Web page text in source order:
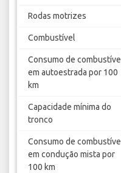
Rodas motrizes
Combustível
Consumo de
em autoestrada por 100
km
Capacidade mínima do
tronco
Consumo de
em condução mista por
100 km